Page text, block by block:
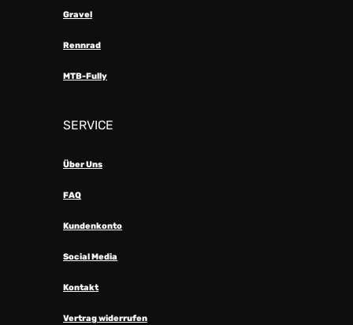
Gravel
Rennrad
MTB-Fully
SERVICE
Über Uns
FAQ
Kundenkonto
Social Media
Kontakt
Vertrag widerrufen